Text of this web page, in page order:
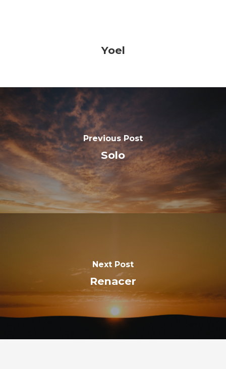
Yoel
Previous Post
Solo
Next Post
Renacer
inicio
sobre mí
DÓNDE
E: yoel@yoel.es
T: (+34) 626 059 815